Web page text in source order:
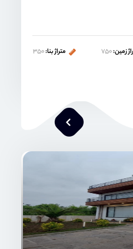
زمین:۷۵۰ متراژ بنا:۳۵۰